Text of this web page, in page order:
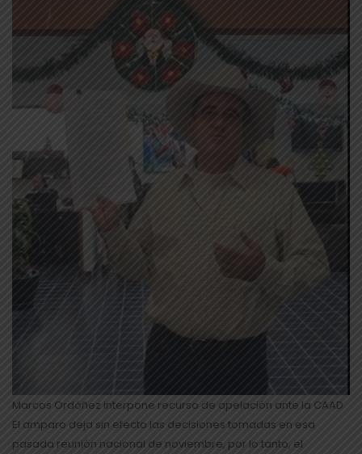
Marcos Ordóñez interpone recurso de apelación ante la CAAD
El amparo deja sin efecto las decisiones tomadas en esa
pasada reunión nacional de noviembre, por lo tanto, el